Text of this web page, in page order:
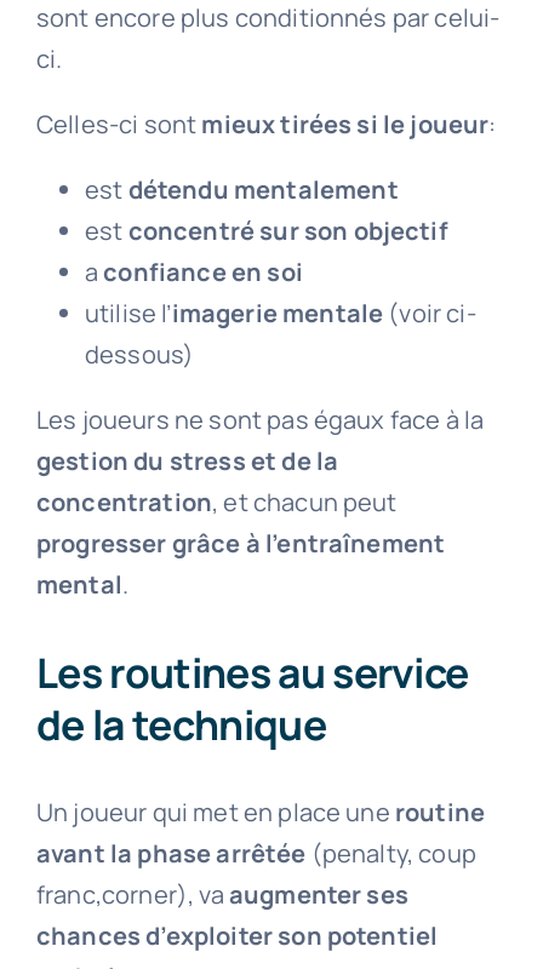
sont encore plus conditionnés par celui-
ci.
Celles-ci sontmieux tirées si le joueur:
estdétendu mentalement
estconcentré sur son objectif
aconfiance en soi
utilise l’imagerie mentale (voir ci-
dessous)
Les joueurs ne sont pas égaux face à la
gestion du stress et de la
concentration, et chacun peut
progresser grâce à l’entraînement
mental.
Les routines au service
de la technique
Un joueur qui met en place une routine
avant la phase arrêtée (penalty, coup
franc,corner), vaaugmenter ses
chances d’exploiter son potentiel